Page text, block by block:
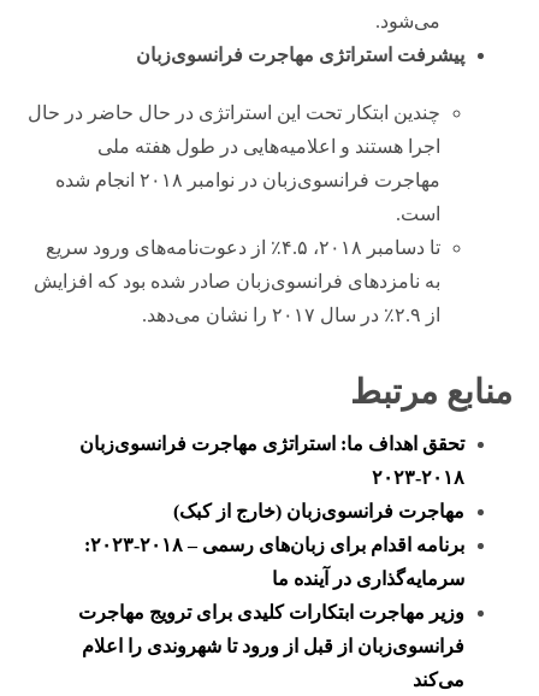
می‌شود.
پیشرفت استراتژی مهاجرت فرانسوی‌زبان
چندین ابتکار تحت این استراتژی در حال حاضر در حال
اجرا هستند و اعلامیه‌هایی در طول هفته ملی
مهاجرت فرانسوی‌زبان در نوامبر ۲۰۱۸ انجام شده
است.
تا دسامبر ۲۰۱۸، ۴.۵٪ از دعوت‌نامه‌های ورود سریع
به نامزدهای فرانسوی‌زبان صادر شده بود که افزایش
از ۲.۹٪ در سال ۲۰۱۷ را نشان می‌دهد.
منابع مرتبط
تحقق اهداف ما: استراتژی مهاجرت فرانسوی‌زبان
۲۰۱۸-۲۰۲۳
مهاجرت فرانسوی‌زبان (خارج از کبک)
برنامه اقدام برای زبان‌های رسمی – ۲۰۱۸-۲۰۲۳:
سرمایه‌گذاری در آینده ما
وزیر مهاجرت ابتکارات کلیدی برای ترویج مهاجرت
فرانسوی‌زبان از قبل از ورود تا شهروندی را اعلام
می‌کند